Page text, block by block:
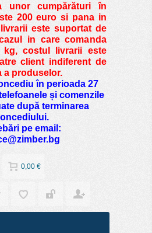
unor cumpărături în
200 euro si pana in
este suportat de
in care comanda
kg, costul livrarii este
client indiferent de
a produselor.
în perioada 27
și comenzile
după terminarea
pe email:
0,00 €